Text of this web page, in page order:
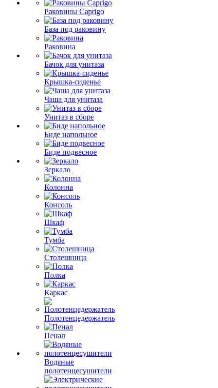
Раковины Caprigo
База под раковину
Раковина
Бачок для унитаза
Крышка-сиденье
Чаша для унитаза
Унитаз в сборе
Биде напольное
Биде подвесное
Зеркало
Колонна
Консоль
Шкаф
Тумба
Столешница
Полка
Каркас
Полотенцедержатель
Пенал
Водяные
полотенцесушители